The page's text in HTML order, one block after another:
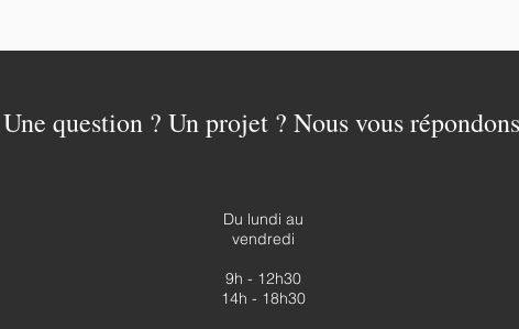
Une question ? Un projet ? Nous vous
Du lundi au
vendredi
9h - 12h30
14h - 18h30